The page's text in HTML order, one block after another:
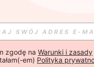
zgodę na Warunki i zasady
em) Polityka